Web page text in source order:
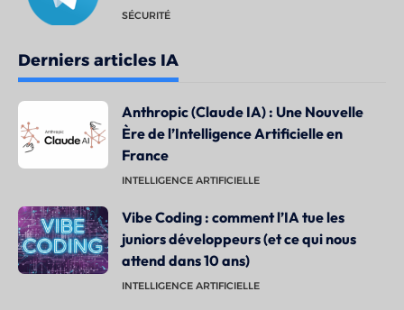
SÉCURITÉ
Derniers articles IA
Anthropic (Claude IA) : Une Nouvelle
Ère de l’Intelligence Artificielle en
France
INTELLIGENCE ARTIFICIELLE
Vibe Coding : comment l’IA tue les
juniors développeurs (et ce qui nous
attend dans 10 ans)
INTELLIGENCE ARTIFICIELLE